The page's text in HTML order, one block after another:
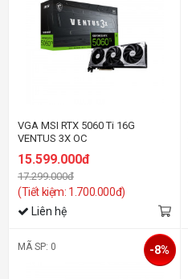
VGA MSI RTX 5060 Ti 16G
VENTUS 3X OC
15.599.000đ
17.299.000đ
(Tiết kiệm: 1.700.000đ)
Liên hệ
MÃ SP: 0 -8%